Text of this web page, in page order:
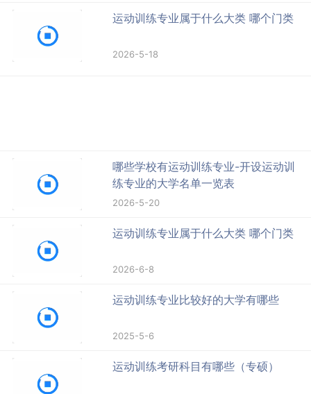
运动训练专业属于什么大类 哪个门类
2026-5-18
哪些学校有运动训练专业-开设运动训
练专业的大学名单一览表
2026-5-20
运动训练专业属于什么大类 哪个门类
2026-6-8
运动训练专业比较好的大学有哪些
2025-5-6
运动训练考研科目有哪些（专硕）